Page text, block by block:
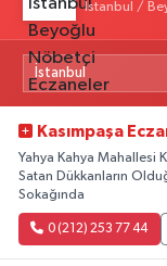
İstanbul /
Kasımpaşa
Yahya Kahya Mahallesi
Satan Dükkanların
Sokağında
0 (212) 253 77 44